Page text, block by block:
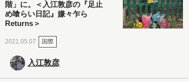
階」に。＜入江敦彦の『足止
め喰らい日記』嫌々乍ら
Returns＞
2021.05.07 国際
入江敦彦